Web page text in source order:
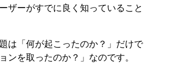
ザーがすでに良く知っていること
は「何が起こったのか？」だけで
ンを取ったのか？」なのです。